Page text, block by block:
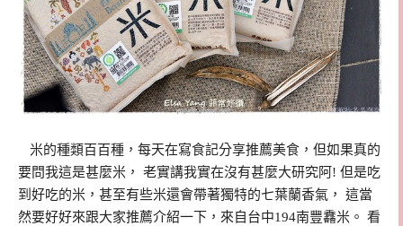
米的種類百百種，每天在寫食記分享推薦美食，但如果真的
要問我這是甚麼米， 老實講我實在沒有甚麼大研究阿! 但是吃
到好吃的米，甚至有些米還會帶著獨特的七葉蘭香氣， 這當
然要好好來跟大家推薦介紹一下，來自台中194南豐馫米。 看